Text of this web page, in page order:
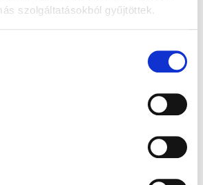
szolgáltatásokból gyűjtöttek.
kérdésünkre, és nyerje meg